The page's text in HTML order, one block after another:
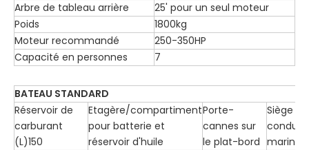
Arbre de tableau arrière
25' pour un seul moteur
Poids
1800kg
Moteur recommandé
250-350HP
Capacité en personnes
7
BATEAU STANDARD
Réservoir de
carburant
(L)150
Etagère/compartiment
pour batterie et
réservoir d'huile
Porte-
cannes sur
le plat-bord
Siège
marin